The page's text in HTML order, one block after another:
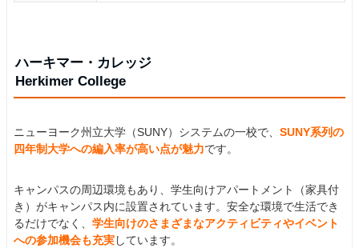
ハーキマー・カレッジ
Herkimer College
ニューヨーク州立大学（SUNY）システムの一校で、 SUNY系列の
四年制大学への編入率が高い点が魅力です。
キャンパスの周辺環境もあり、学生向けアパートメント（家具付
き）がキャンパス内に設置されています。安全な環境で生活でき
るだけでなく、 学生向けのさまざまなアクティビティやイベント
への参加機会も充実 しています。